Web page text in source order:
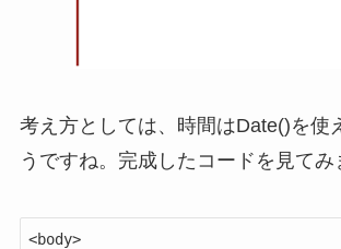
考え方としては、時間はDate()を使
うですね。完成したコードを見てみ
<body>